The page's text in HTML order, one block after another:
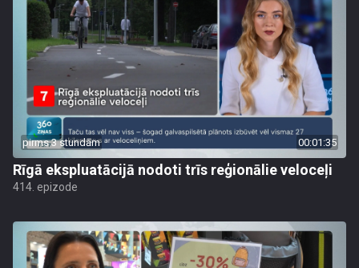
pirms 3 stundām 00:01:35
Rīgā ekspluatācijā nodoti trīs reģionālie veloceļi
414. epizode